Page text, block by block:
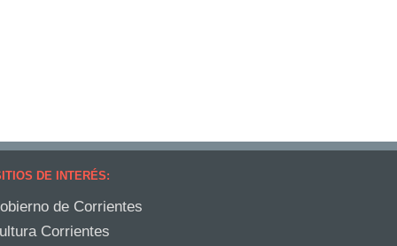
DE INTERÉS:
de Corrientes
Corrientes